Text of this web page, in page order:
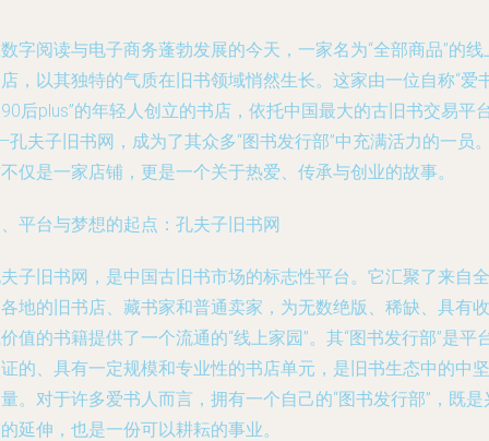
字阅读与电子商务蓬勃发展的今天，一家名为“全部商品”的线
，以其独特的气质在旧书领域悄然生长。这家由一位自称“爱
后plus”的年轻人创立的书店，依托中国最大的古旧书交易平
夫子旧书网，成为了其众多“图书发行部”中充满活力的一员
仅是一家店铺，更是一个关于热爱、传承与创业的故事。
平台与梦想的起点：孔夫子旧书网
子旧书网，是中国古旧书市场的标志性平台。它汇聚了来自全
地的旧书店、藏书家和普通卖家，为无数绝版、稀缺、具有收
值的书籍提供了一个流通的“线上家园”。其“图书发行部”是平
的、具有一定规模和专业性的书店单元，是旧书生态中的中坚
。对于许多爱书人而言，拥有一个自己的“图书发行部”，既是
延伸，也是一份可以耕耘的事业。